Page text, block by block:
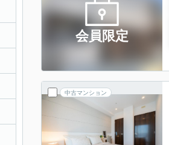
会員限定
中古マンション